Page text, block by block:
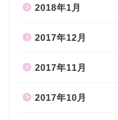
2018年1月
2017年12月
2017年11月
2017年10月